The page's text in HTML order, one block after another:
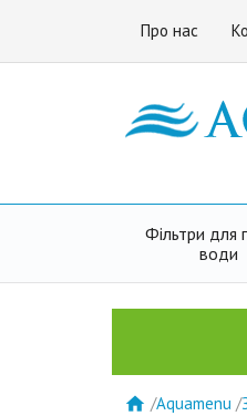
Про нас
Фільтри для
води
 /Aquamenu /